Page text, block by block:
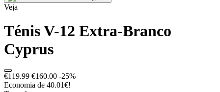
Veja
Ténis V-12 Extra-Branco
Cyprus
€119.99 €160.00 -25%
Economia de 40.01€!